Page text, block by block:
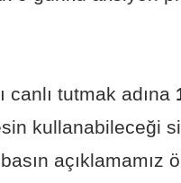
canlı tutmak adına
kullanabileceği
basın açıklamamız